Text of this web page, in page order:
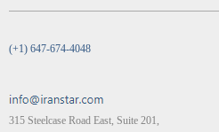
(+1) 647-674-4048
315 Steelcase Road East, Suite 201,